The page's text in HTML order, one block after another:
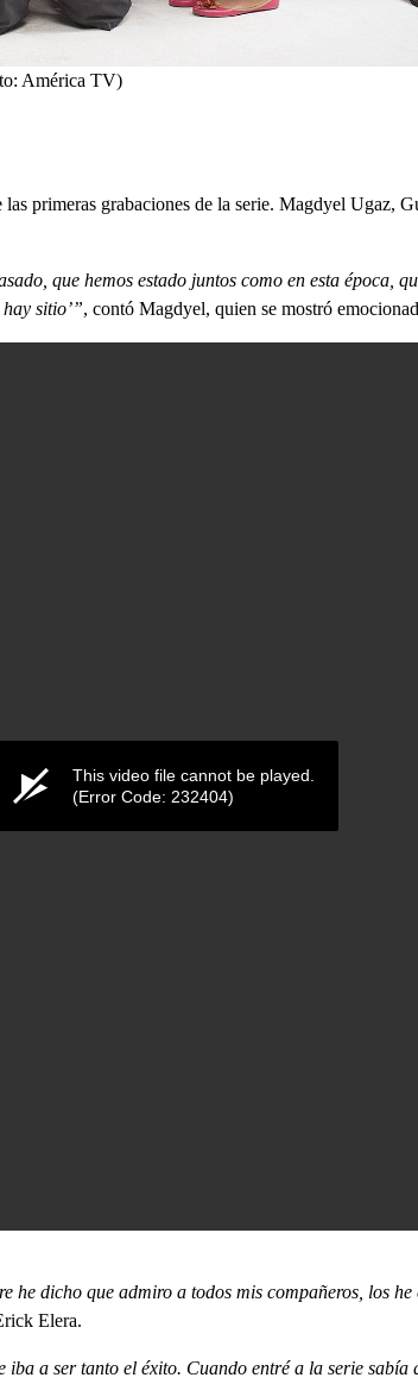
América TV)
primeras grabaciones de la serie. Magdyel Ugaz,
que hemos estado juntos como en esta época,
sitio’”, contó Magdyel, quien se mostró
This video file cannot be played.
(Error Code: 232404)
he dicho que admiro a todos mis compañeros, los
Elera.
a ser tanto el éxito. Cuando entré a la serie